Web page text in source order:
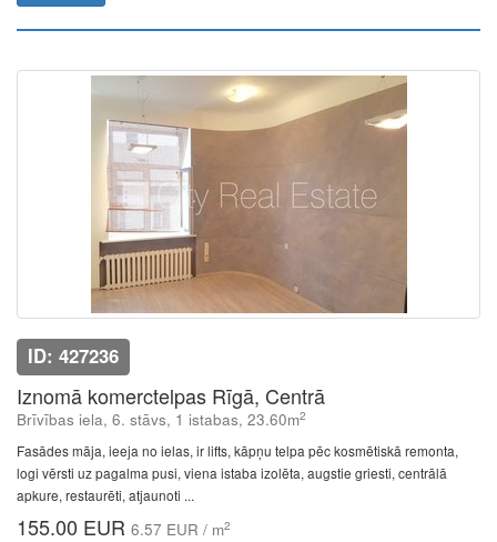
ID: 427236
Iznomā komerctelpas Rīgā, Centrā
Brīvības iela, 6. stāvs, 1 istabas, 23.60m2
Fasādes māja, ieeja no ielas, ir lifts, kāpņu telpa pēc kosmētiskā remonta,
logi vērsti uz pagalma pusi, viena istaba izolēta, augstie griesti, centrālā
apkure, restaurēti, atjaunoti ...
155.00 EUR 6.57 EUR / m2